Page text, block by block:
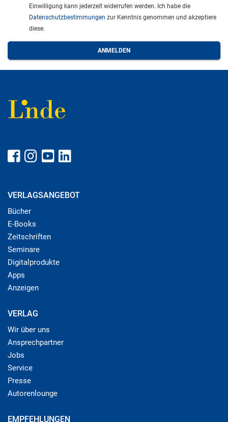
Einwilligung kann jederzeit widerrufen werden. Ich habe die
Datenschutzbestimmungen zur Kenntnis genommen und akzeptiere
diese.
VERLAGSANGEBOT
Bücher
E-Books
Zeitschriften
Seminare
Digitalprodukte
Apps
Anzeigen
VERLAG
Wir über uns
Ansprechpartner
Jobs
Service
Presse
Autorenlounge
EMPFEHLUNGEN